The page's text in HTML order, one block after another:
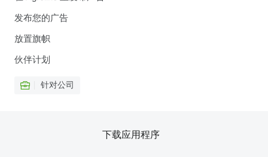
发布您的广告
放置旗帜
伙伴计划
针对公司
下载应用程序